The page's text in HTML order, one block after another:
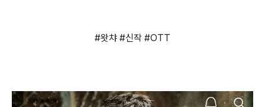
#왓챠 #신작 #OTT